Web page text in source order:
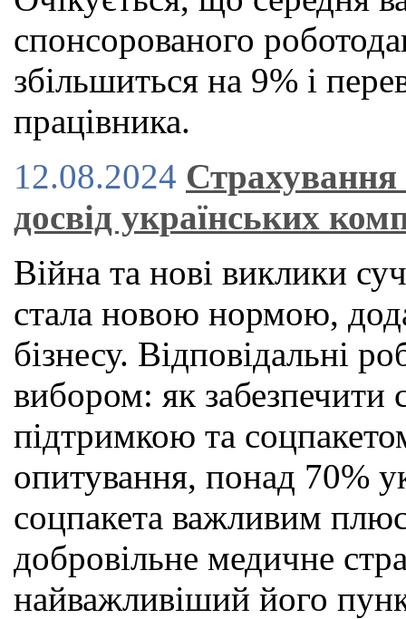
спонсорованого
збільшиться на 9% і
працівника.
12.08.2024 Страхування
досвід українських
Війна та нові виклики
стала новою нормою,
бізнесу. Відповідальні
вибором: як забезпечити
підтримкою та
опитування, понад 70%
соцпакета важливим
добровільне медичне
найважливіший його